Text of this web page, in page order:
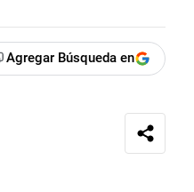
Agregar Búsqueda en